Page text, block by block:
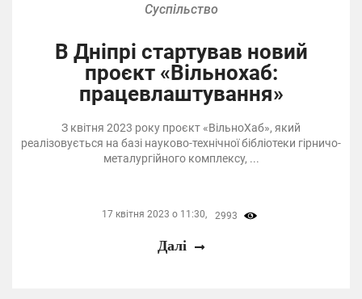
Суспільство
В Дніпрі стартував новий
проєкт «Вільнохаб:
працевлаштування»
З квітня 2023 року проєкт «ВільноХаб», який
реалізовується на базі науково-технічної бібліотеки гірничо-
металургійного комплексу, ...
17 квітня 2023 о 11:30, 2993
Далі